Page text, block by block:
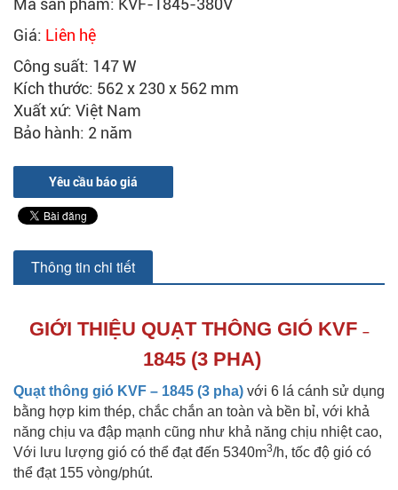
Mã sản phẩm: KVF-1845-380V
Giá: Liên hệ
Công suất: 147 W
Kích thước: 562 x 230 x 562 mm
Xuất xứ: Việt Nam
Bảo hành: 2 năm
Yêu cầu báo giá
Thông tin chi tiết
GIỚI THIỆU QUẠT THÔNG GIÓ KVF –
1845 (3 PHA)
Quạt thông gió KVF – 1845 (3 pha) với 6 lá cánh sử dụng
bằng hợp kim thép, chắc chắn an toàn và bền bỉ, với khả
năng chịu va đập mạnh cũng như khả năng chịu nhiệt cao,
Với lưu lượng gió có thể đạt đến 5340m3/h, tốc độ gió có
thể đạt 155 vòng/phút.